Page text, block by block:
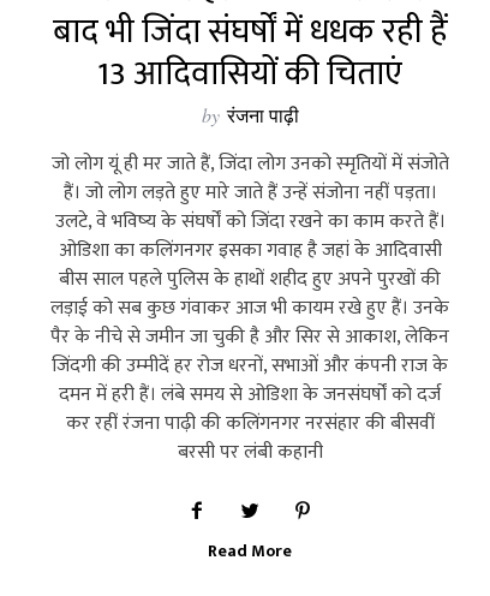
बाद भी जिंदा संघर्षों में धधक रही हैं
13 आदिवासियों की चिताएं
by रंजना पाढ़ी
जो लोग यूं ही मर जाते हैं, जिंदा लोग उनको स्‍मृतियों में संजोते
हैं। जो लोग लड़ते हुए मारे जाते हैं उन्‍हें संजोना नहीं पड़ता।
उलटे, वे भविष्‍य के संघर्षों को जिंदा रखने का काम करते हैं।
ओडिशा का कलिंगनगर इसका गवाह है जहां के आदिवासी
बीस साल पहले पुलिस के हाथों शहीद हुए अपने पुरखों की
लड़ाई को सब कुछ गंवाकर आज भी कायम रखे हुए हैं। उनके
पैर के नीचे से जमीन जा चुकी है और सिर से आकाश, लेकिन
जिंदगी की उम्‍मीदें हर रोज धरनों, सभाओं और कंपनी राज के
दमन में हरी हैं। लंबे समय से ओडिशा के जनसंघर्षों को दर्ज
कर रहीं रंजना पाढ़ी की कलिंगनगर नरसंहार की बीसवीं
बरसी पर लंबी कहानी
Read More